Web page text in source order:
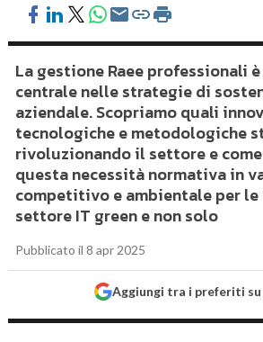
La gestione Raee professionali
centrale nelle strategie di
aziendale. Scopriamo quali
tecnologiche e metodologiche
rivoluzionando il settore e
questa necessità normativa in
competitivo e ambientale per le
settore IT green e non solo
Pubblicato il 8 apr 2025
Aggiungi tra i preferiti